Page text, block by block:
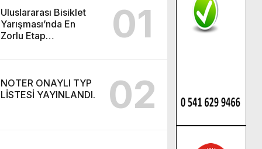
Uluslararası Bisiklet
Yarışması’nda En
Zorlu Etap
01
NOTER ONAYLI TYP
LİSTESİ YAYINLANDI.
02